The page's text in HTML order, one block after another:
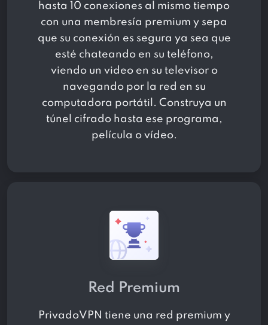
hasta 10 conexiones al mismo tiempo
con una membresía premium y sepa
que su conexión es segura ya sea que
esté chateando en su teléfono,
viendo un video en su televisor o
navegando por la red en su
computadora portátil. Construya un
túnel cifrado hasta ese programa,
película o vídeo.
Red Premium
PrivadoVPN tiene una red premium y